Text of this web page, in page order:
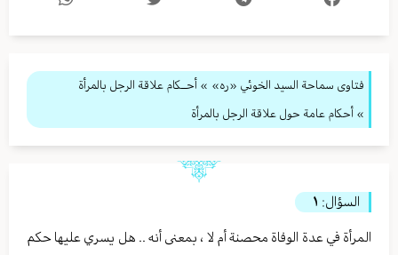
فتاوى سماحة السيد الخوئي «ره» » أحــكام علاقة الرجل بالمرأة
» أحكام عامة حول علاقة الرجل بالمرأة
السؤال: ١
المرأة في عدة الوفاة محصنة أم لا ، بمعنى أنه .. هل يسري عليها حكم